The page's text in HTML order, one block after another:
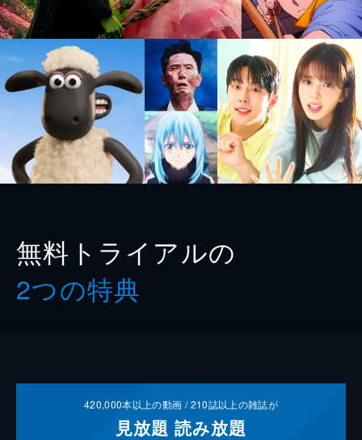
無料トライアルの
2つの特典
420,000本以上の動画 /210誌以上の雑誌が
見放題 読み放題